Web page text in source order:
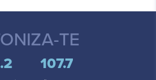
TE
107.7